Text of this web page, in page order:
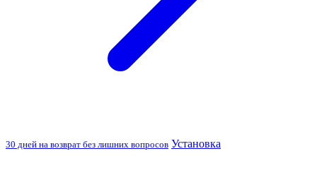
30 дней на возврат без лишних вопросов Установка